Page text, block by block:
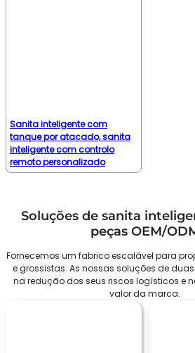
Sanita inteligente com
tanque por atacado, sanita
inteligente com controlo
remoto personalizado
Soluções de sanita
peças OEM/
Fornecemos um fabrico escalável para
e grossistas. As nossas soluções de
na redução dos seus riscos logísticos e
valor da marca.